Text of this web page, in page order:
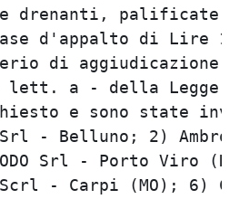
drenanti,
a base
di
- lett. a -
chiesto e sono
Srl - Belluno; 2)
XODO Srl - Porto
Scrl - Carpi